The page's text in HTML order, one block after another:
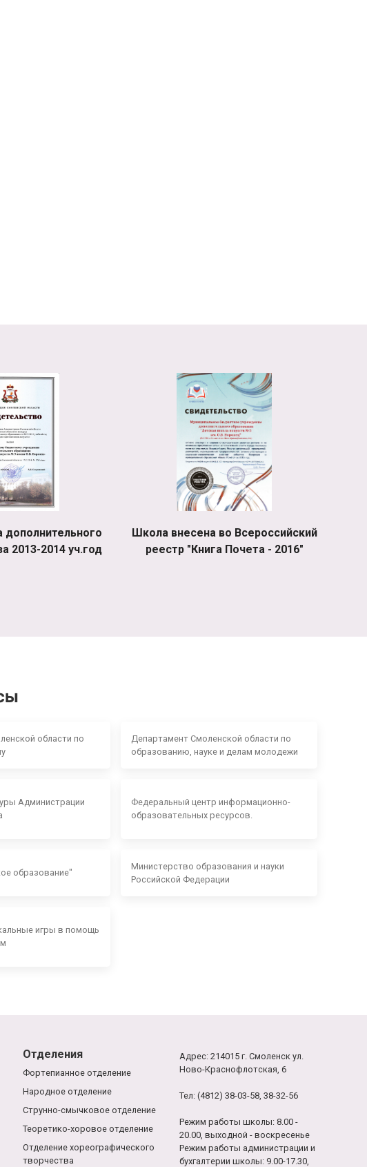
2013-2014 уч.год
Школа внесена во Всероссийский
реестр "Книга Почета - 2016"
области по
Департамент Смоленской области по
образованию, науке и делам молодежи
Администрации
Федеральный центр информационно-
образовательных ресурсов.
образование"
Министерство образования и науки
Российской Федерации
игры в помощь
Отделения
Фортепианное отделение
Народное отделение
Струнно-смычковое отделение
Теоретико-хоровое отделение
Отделение хореографического
творчества
Адрес: 214015 г. Смоленск ул.
Ново-Краснофлотская, 6
Тел: (4812) 38-03-58, 38-32-56
Режим работы школы: 8.00 -
20.00, выходной - воскресенье
Режим работы администрации и
бухгалтерии школы: 9.00-17.30,